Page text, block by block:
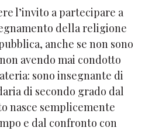
l’invito a partecipare a
della religione
anche se non sono
avendo mai condotto
sono insegnante di
di secondo grado dal
nasce semplicemente
e dal confronto con